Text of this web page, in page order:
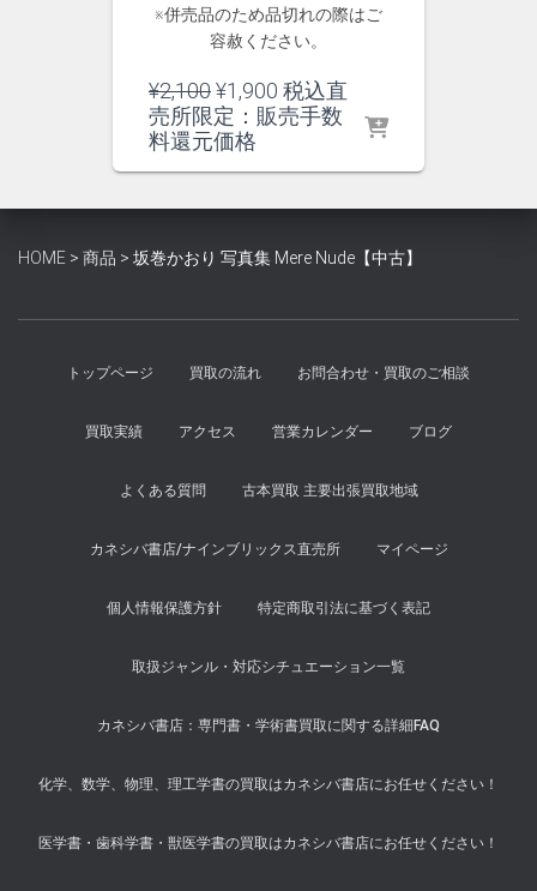
※併売品のため品切れの際はご
容赦ください。
¥2,100元
の
価
¥2,100
し
¥1,900 現
在
は
で
税込直
売所限定：販売手数
料還元価格
HOME > 商品 > 坂巻かおり 写真集 Mere Nude【中古】
トップページ 買取の流れ お問合わせ・買取のご相談
買取実績 アクセス 営業カレンダー ブログ
よくある質問 古本買取 主要出張買取地域
カネシバ書店/ナインブリックス直売所 マイページ
個人情報保護方針 特定商取引法に基づく表記
取扱ジャンル・対応シチュエーション一覧
カネシバ書店：専門書・学術書買取に関する詳細FAQ
化学、数学、物理、理工学書の買取はカネシバ書店にお任せください！
医学書・歯科学書・獣医学書の買取はカネシバ書店にお任せください！